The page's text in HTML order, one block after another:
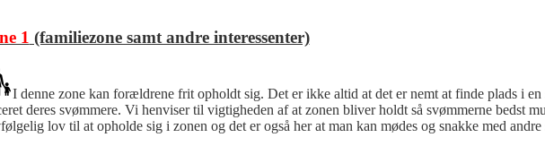
1 (familiezone samt andre interessenter)
I denne zone kan forældrene frit opholdt sig. Det er ikke altid at det er nemt at finde plads i
deres svømmere. Vi henviser til vigtigheden af at zonen bliver holdt så svømmerne bedst
lov til at opholde sig i zonen og det er også her at man kan mødes og snakke med andre